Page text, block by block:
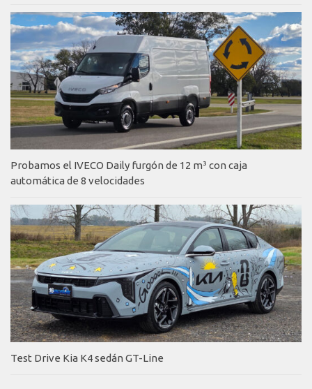
Probamos el IVECO Daily furgón de 12 m³ con caja
automática de 8 velocidades
Test Drive Kia K4 sedán GT-Line